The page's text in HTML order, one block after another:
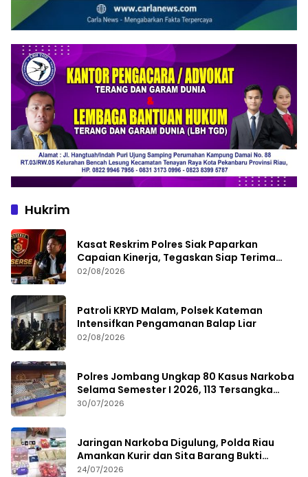
Hukrim
Kasat Reskrim Polres Siak Paparkan
Capaian Kinerja, Tegaskan Siap Terima
Kritik dan Evaluasi
02/08/2026
Patroli KRYD Malam, Polsek Kateman
Intensifkan Pengamanan Balap Liar
02/08/2026
Polres Jombang Ungkap 80 Kasus Narkoba
Selama Semester I 2026, 113 Tersangka
Diamankan
30/07/2026
Jaringan Narkoba Digulung, Polda Riau
Amankan Kurir dan Sita Barang Bukti
Bernilai Fantastis
24/07/2026